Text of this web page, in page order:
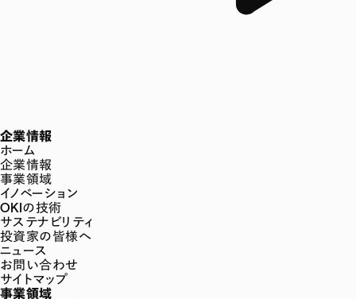
企業情報
ホーム
企業情報
事業領域
イノベーション
OKIの技術
サステナビリティ
投資家の皆様へ
ニュース
お問い合わせ
サイトマップ
事業領域